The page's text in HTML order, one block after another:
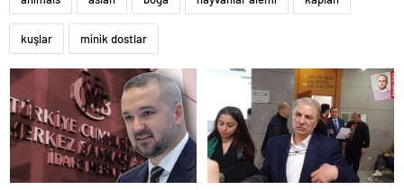
kuşlar minik dostlar